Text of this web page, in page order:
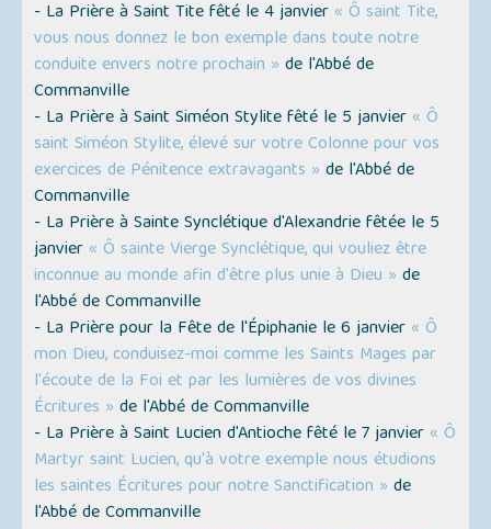
- La Prière à Saint Tite fêté le 4 janvier « Ô saint Tite,
vous nous donnez le bon exemple dans toute notre
conduite envers notre prochain » de l'Abbé de
Commanville
- La Prière à Saint Siméon Stylite fêté le 5 janvier « Ô
saint Siméon Stylite, élevé sur votre Colonne pour vos
exercices de Pénitence extravagants » de l'Abbé de
Commanville
- La Prière à Sainte Synclétique d'Alexandrie fêtée le 5
janvier « Ô sainte Vierge Synclétique, qui vouliez être
inconnue au monde afin d'être plus unie à Dieu » de
l'Abbé de Commanville
- La Prière pour la Fête de l'Épiphanie le 6 janvier « Ô
mon Dieu, conduisez-moi comme les Saints Mages par
l'écoute de la Foi et par les lumières de vos divines
Écritures » de l'Abbé de Commanville
- La Prière à Saint Lucien d'Antioche fêté le 7 janvier « Ô
Martyr saint Lucien, qu'à votre exemple nous étudions
les saintes Écritures pour notre Sanctification » de
l'Abbé de Commanville